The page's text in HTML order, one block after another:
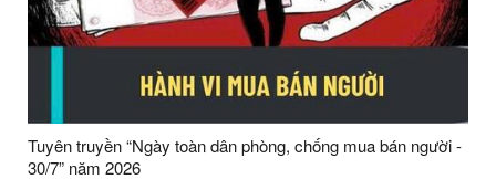
Tuyên truyền “Ngày toàn dân phòng, chống mua bán người -
30/7” năm 2026